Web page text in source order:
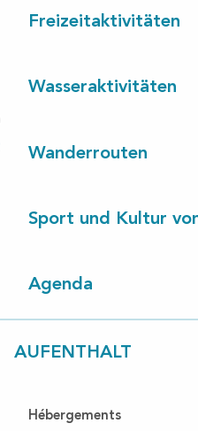
Freizeitaktivitäten
Wasseraktivitäten
Wanderrouten
Sport und Kultur
Agenda
AUFENTHALT
Hébergements